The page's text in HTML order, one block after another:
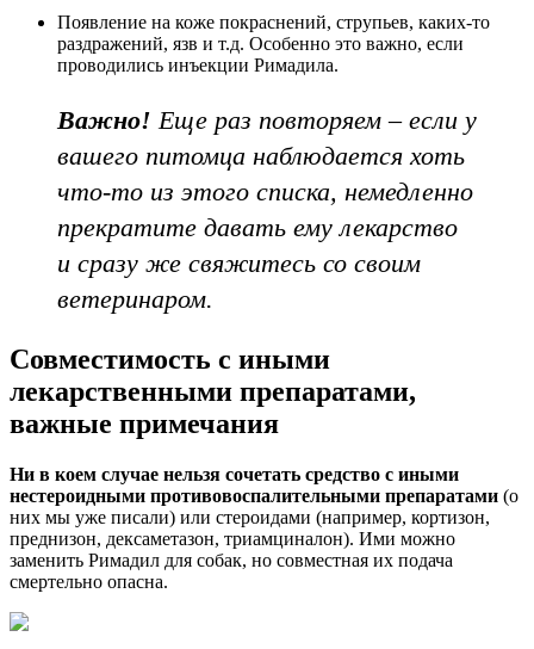
Появление на коже покраснений, струпьев, каких-то
раздражений, язв и т.д. Особенно это важно, если
проводились инъекции Римадила.
Важно! Еще раз повторяем – если у
вашего питомца наблюдается хоть
что-то из этого списка, немедленно
прекратите давать ему лекарство
и сразу же свяжитесь со своим
ветеринаром.
Совместимость с иными
лекарственными препаратами,
важные примечания
Ни в коем случае нельзя сочетать средство с иными
нестероидными противовоспалительными препаратами (о
них мы уже писали) или стероидами (например, кортизон,
преднизон, дексаметазон, триамциналон). Ими можно
заменить Римадил для собак, но совместная их подача
смертельно опасна.